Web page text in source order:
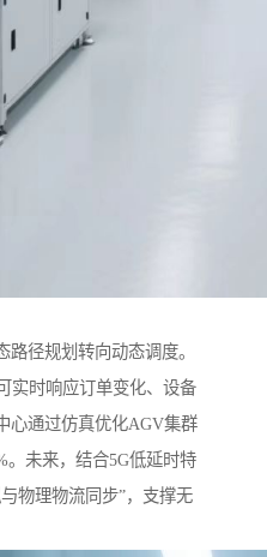
径规划转向动态调度。
实时响应订单变化、设备
心通过仿真优化AGV集群
。未来，结合5G低延时特
物理物流同步”，支撑无